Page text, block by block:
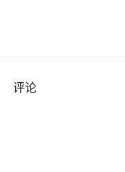
评论